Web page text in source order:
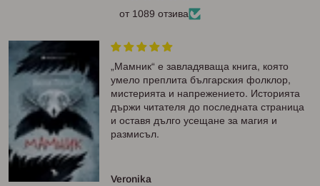
от 1089 отзива
„Мамник“ е завладяваща книга, която
умело преплита българския фолклор,
мистерията и напрежението. Историята
държи читателя до последната страница
и оставя дълго усещане за магия и
размисъл.
Veronika